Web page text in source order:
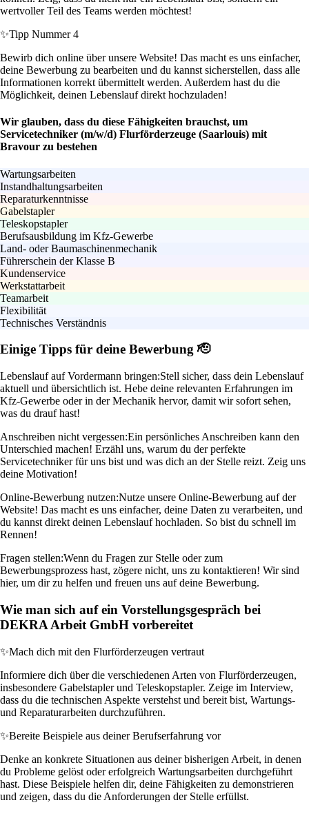
wertvoller Teil des Teams werden möchtest!
✨Tipp Nummer 4
Bewirb dich online über unsere Website! Das macht es uns einfacher,
deine Bewerbung zu bearbeiten und du kannst sicherstellen, dass alle
Informationen korrekt übermittelt werden. Außerdem hast du die
Möglichkeit, deinen Lebenslauf direkt hochzuladen!
Wir glauben, dass du diese Fähigkeiten brauchst, um
Servicetechniker (m/w/d) Flurförderzeuge (Saarlouis) mit
Bravour zu bestehen
Wartungsarbeiten
Instandhaltungsarbeiten
Reparaturkenntnisse
Gabelstapler
Teleskopstapler
Berufsausbildung im Kfz-Gewerbe
Land- oder Baumaschinenmechanik
Führerschein der Klasse B
Kundenservice
Werkstattarbeit
Teamarbeit
Flexibilität
Technisches Verständnis
Einige Tipps für deine Bewerbung 🫡
Lebenslauf auf Vordermann bringen:Stell sicher, dass dein Lebenslauf
aktuell und übersichtlich ist. Hebe deine relevanten Erfahrungen im
Kfz-Gewerbe oder in der Mechanik hervor, damit wir sofort sehen,
was du drauf hast!
Anschreiben nicht vergessen:Ein persönliches Anschreiben kann den
Unterschied machen! Erzähl uns, warum du der perfekte
Servicetechniker für uns bist und was dich an der Stelle reizt. Zeig uns
deine Motivation!
Online-Bewerbung nutzen:Nutze unsere Online-Bewerbung auf der
Website! Das macht es uns einfacher, deine Daten zu verarbeiten, und
du kannst direkt deinen Lebenslauf hochladen. So bist du schnell im
Rennen!
Fragen stellen:Wenn du Fragen zur Stelle oder zum
Bewerbungsprozess hast, zögere nicht, uns zu kontaktieren! Wir sind
hier, um dir zu helfen und freuen uns auf deine Bewerbung.
Wie man sich auf ein Vorstellungsgespräch bei
DEKRA Arbeit GmbH vorbereitet
✨Mach dich mit den Flurförderzeugen vertraut
Informiere dich über die verschiedenen Arten von Flurförderzeugen,
insbesondere Gabelstapler und Teleskopstapler. Zeige im Interview,
dass du die technischen Aspekte verstehst und bereit bist, Wartungs-
und Reparaturarbeiten durchzuführen.
✨Bereite Beispiele aus deiner Berufserfahrung vor
Denke an konkrete Situationen aus deiner bisherigen Arbeit, in denen
du Probleme gelöst oder erfolgreich Wartungsarbeiten durchgeführt
hast. Diese Beispiele helfen dir, deine Fähigkeiten zu demonstrieren
und zeigen, dass du die Anforderungen der Stelle erfüllst.